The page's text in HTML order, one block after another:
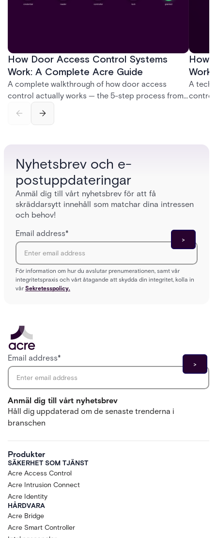
How Door Access Control Systems
Work: A Complete Acre Guide
A complete walkthrough of how door access
control actually works — the 5-step process from
and software components, and the access control
How
A
control
Nyhetsbrev och e-
postuppdateringar
Anmäl dig till vårt nyhetsbrev för att få
skräddarsytt innehåll som matchar dina intressen
och behov!
Email address*
För information om hur du avslutar prenumerationen, samt vår
integritetspraxis och vårt åtagande att skydda din integritet, kolla in
vår Sekretesspolicy.
Anmäl dig till vårt nyhetsbrev
Håll dig uppdaterad om de senaste trenderna i
branschen
Email address*
Produkter
SÄKERHET SOM TJÄNST
Acre Access Control
Acre Intrusion Connect
Acre Identity
HÅRDVARA
Acre Bridge
Acre Smart Controller